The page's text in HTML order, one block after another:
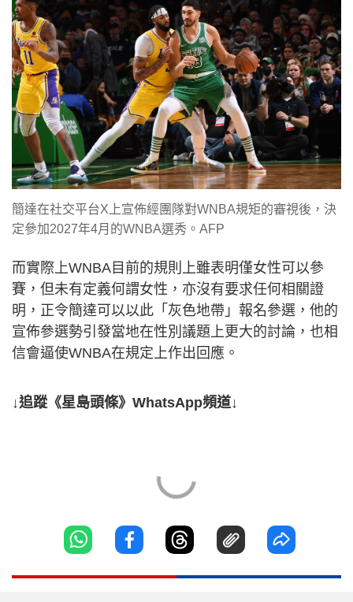
簡達在社交平台X上宣佈經團隊對WNBA規矩的審視後，決
定參加2027年4月的WNBA選秀。AFP
而實際上WNBA目前的規則上雖表明僅女性可以參
賽，但未有定義何謂女性，亦沒有要求任何相關證
明，正令簡達可以以此「灰色地帶」報名參選，他的
宣佈參選勢引發當地在性別議題上更大的討論，也相
信會逼使WNBA在規定上作出回應。
↓追蹤《星島頭條》WhatsApp頻道↓